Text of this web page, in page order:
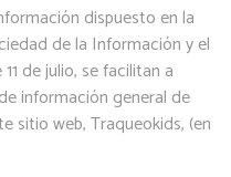
dispuesto en la
de la Información y el
de julio, se facilitan a
información general de
sitio web, Traqueokids, (en